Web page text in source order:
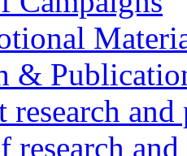
&
research
research